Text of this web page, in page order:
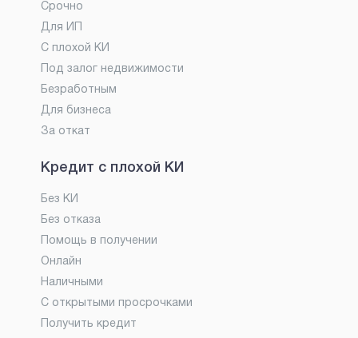
Срочно
Для ИП
С плохой КИ
Под залог недвижимости
Безработным
Для бизнеса
За откат
Кредит с плохой КИ
Без КИ
Без отказа
Помощь в получении
Онлайн
Наличными
С открытыми просрочками
Получить кредит